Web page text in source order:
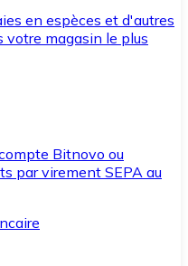
en espèces et d'autres
votre magasin le plus
Bitnovo ou
par virement SEPA au